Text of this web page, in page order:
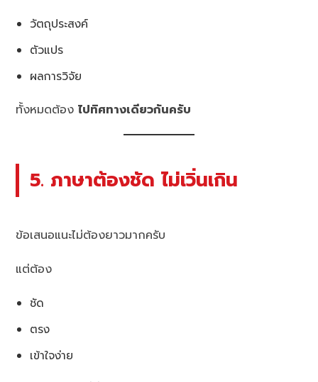
วัตถุประสงค์
ตัวแปร
ผลการวิจัย
ทั้งหมดต้องไปทิศทางเดียวกันครับ
5. ภาษาต้องชัด ไม่เวิ่นเกิน
ข้อเสนอแนะไม่ต้องยาวมากครับ
แต่ต้อง
ชัด
ตรง
เข้าใจง่าย